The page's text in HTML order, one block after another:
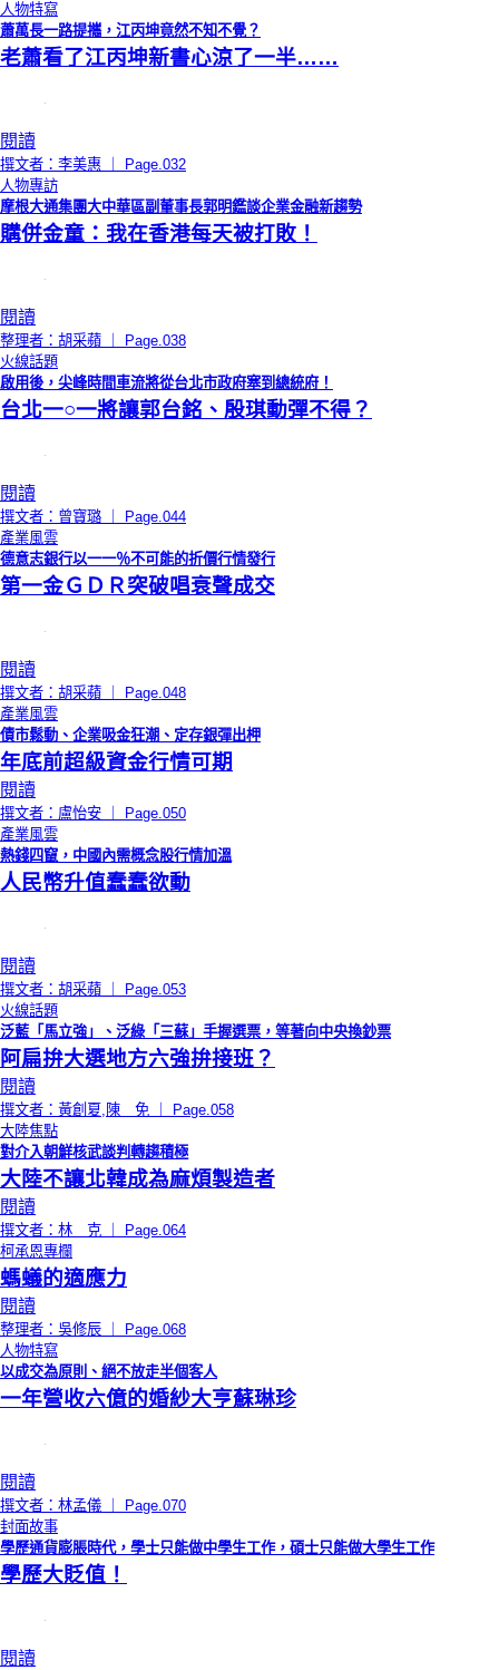
人物特寫
蕭萬長一路提攜，江丙坤竟然不知不覺？
老蕭看了江丙坤新書心涼了一半……
閱讀
撰文者：李美惠 ｜ Page.032
人物專訪
摩根大通集團大中華區副董事長郭明鑑談企業金融新趨勢
購併金童：我在香港每天被打敗！
閱讀
整理者：胡采蘋 ｜ Page.038
火線話題
啟用後，尖峰時間車流將從台北市政府塞到總統府！
台北一○一將讓郭台銘、殷琪動彈不得？
閱讀
撰文者：曾寶璐 ｜ Page.044
產業風雲
德意志銀行以一一％不可能的折價行情發行
第一金ＧＤＲ突破唱衰聲成交
閱讀
撰文者：胡采蘋 ｜ Page.048
產業風雲
債市鬆動、企業吸金狂潮、定存銀彈出柙
年底前超級資金行情可期
閱讀
撰文者：盧怡安 ｜ Page.050
產業風雲
熱錢四竄，中國內需概念股行情加溫
人民幣升值蠢蠢欲動
閱讀
撰文者：胡采蘋 ｜ Page.053
火線話題
泛藍「馬立強」、泛綠「三蘇」手握選票，等著向中央換鈔票
阿扁拚大選地方六強拚接班？
閱讀
撰文者：黃創夏,陳 免 ｜ Page.058
大陸焦點
對介入朝鮮核武談判轉趨積極
大陸不讓北韓成為麻煩製造者
閱讀
撰文者：林 克 ｜ Page.064
柯承恩專欄
螞蟻的適應力
閱讀
整理者：吳修辰 ｜ Page.068
人物特寫
以成交為原則、絕不放走半個客人
一年營收六億的婚紗大亨蘇琳珍
閱讀
撰文者：林孟儀 ｜ Page.070
封面故事
學歷通貨膨脹時代，學士只能做中學生工作，碩士只能做大學生工作
學歷大貶值！
閱讀